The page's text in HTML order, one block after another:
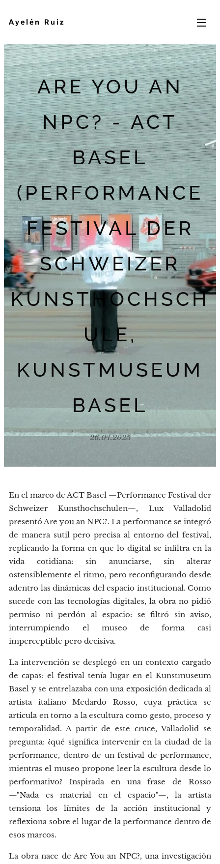
Ayelén Ruiz
ARE YOU AN
NPC? - ACT
BASEL
(PERFORMANCE
FESTIVAL DER
SCHWEIZER
KUNSTHOCHSCH
ULE,
KUNSTMUSEUM
BASEL
26.04.2025
En el marco de ACT Basel —Performance Festival der
Schweizer Kunsthochschulen—, Lux Valladolid
presentó Are you an NPC?. La performance se integró
de manera sutil pero precisa al entorno del festival,
replicando la forma en que lo digital se infiltra en la
vida cotidiana: sin anunciarse, sin alterar
ostensiblemente el ritmo, pero reconfigurando desde
adentro las dinámicas del espacio institucional. Como
sucede con las tecnologías digitales, la obra no pidió
permiso ni perdón al espacio: se filtró sin aviso,
interrumpiendo el museo de forma casi
imperceptible pero decisiva.
La intervención se desplegó en un contexto cargado
de capas: el festival tenía lugar en el Kunstmuseum
Basel y se entrelazaba con una exposición dedicada al
artista italiano Medardo Rosso, cuya práctica se
articula en torno a la escultura como gesto, proceso y
temporalidad. A partir de este cruce, Valladolid se
pregunta: ¿qué significa intervenir en la ciudad de la
performance, dentro de un festival de performance,
mientras el museo propone leer la escultura desde lo
performativo? Inspirada en una frase de Rosso
—"Nada es material en el espacio"—, la artista
tensiona los límites de la acción institucional y
reflexiona sobre el lugar de la performance dentro de
esos marcos.
La obra nace de Are You an NPC?, una investigación